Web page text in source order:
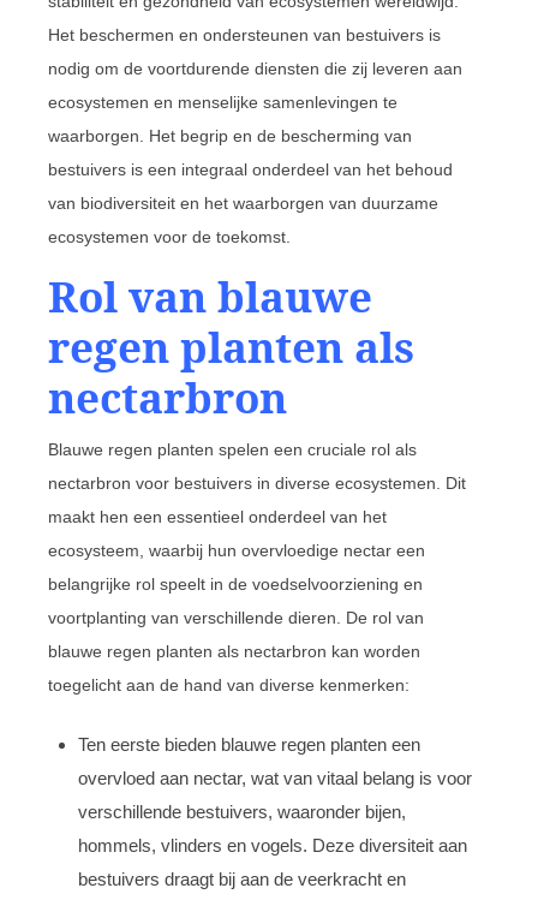
Het beschermen en ondersteunen van bestuivers is
nodig om de voortdurende diensten die zij leveren aan
ecosystemen en menselijke samenlevingen te
waarborgen. Het begrip en de bescherming van
bestuivers is een integraal onderdeel van het behoud
van biodiversiteit en het waarborgen van duurzame
ecosystemen voor de toekomst.
Rol van blauwe
regen planten als
nectarbron
Blauwe regen planten spelen een cruciale rol als
nectarbron voor bestuivers in diverse ecosystemen. Dit
maakt hen een essentieel onderdeel van het
ecosysteem, waarbij hun overvloedige nectar een
belangrijke rol speelt in de voedselvoorziening en
voortplanting van verschillende dieren. De rol van
blauwe regen planten als nectarbron kan worden
toegelicht aan de hand van diverse kenmerken:
Ten eerste bieden blauwe regen planten een
overvloed aan nectar, wat van vitaal belang is voor
verschillende bestuivers, waaronder bijen,
hommels, vlinders en vogels. Deze diversiteit aan
bestuivers draagt bij aan de veerkracht en